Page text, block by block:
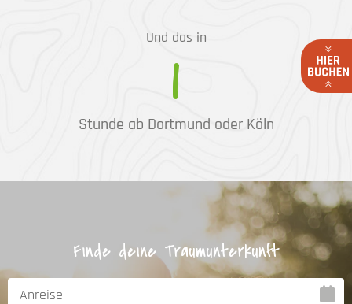
Und das in
1
Stunde ab Dortmund oder Köln
Finde deine Traumunterkunft